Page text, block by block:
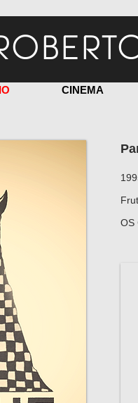
CINEMA
OS